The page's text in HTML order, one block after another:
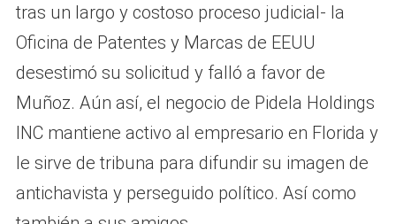
tras un largo y costoso proceso judicial- la
Oficina de Patentes y Marcas de EEUU
desestimó su solicitud y falló a favor de
Muñoz. Aún así, el negocio de Pidela Holdings
INC mantiene activo al empresario en Florida y
le sirve de tribuna para difundir su imagen de
antichavista y perseguido político. Así como